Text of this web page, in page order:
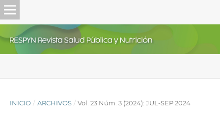
INICIO / ARCHIVOS / Vol. 23 Núm. 3 (2024): JUL-SEP 2024